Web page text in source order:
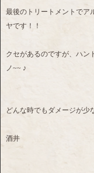
最後のトリートメントでア
ヤです！！
クセがあるのですが、ハ
ノ~~ ♪
どんな時でもダメージが少
酒井